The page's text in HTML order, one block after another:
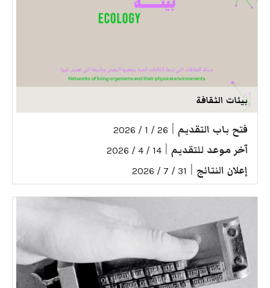
بيئات الثقافة
فتح باب التقديم 26 / 1 / 2026
آخر موعد للتقديم 14 / 4 / 2026
إعلان النتائج 31 / 7 / 2026